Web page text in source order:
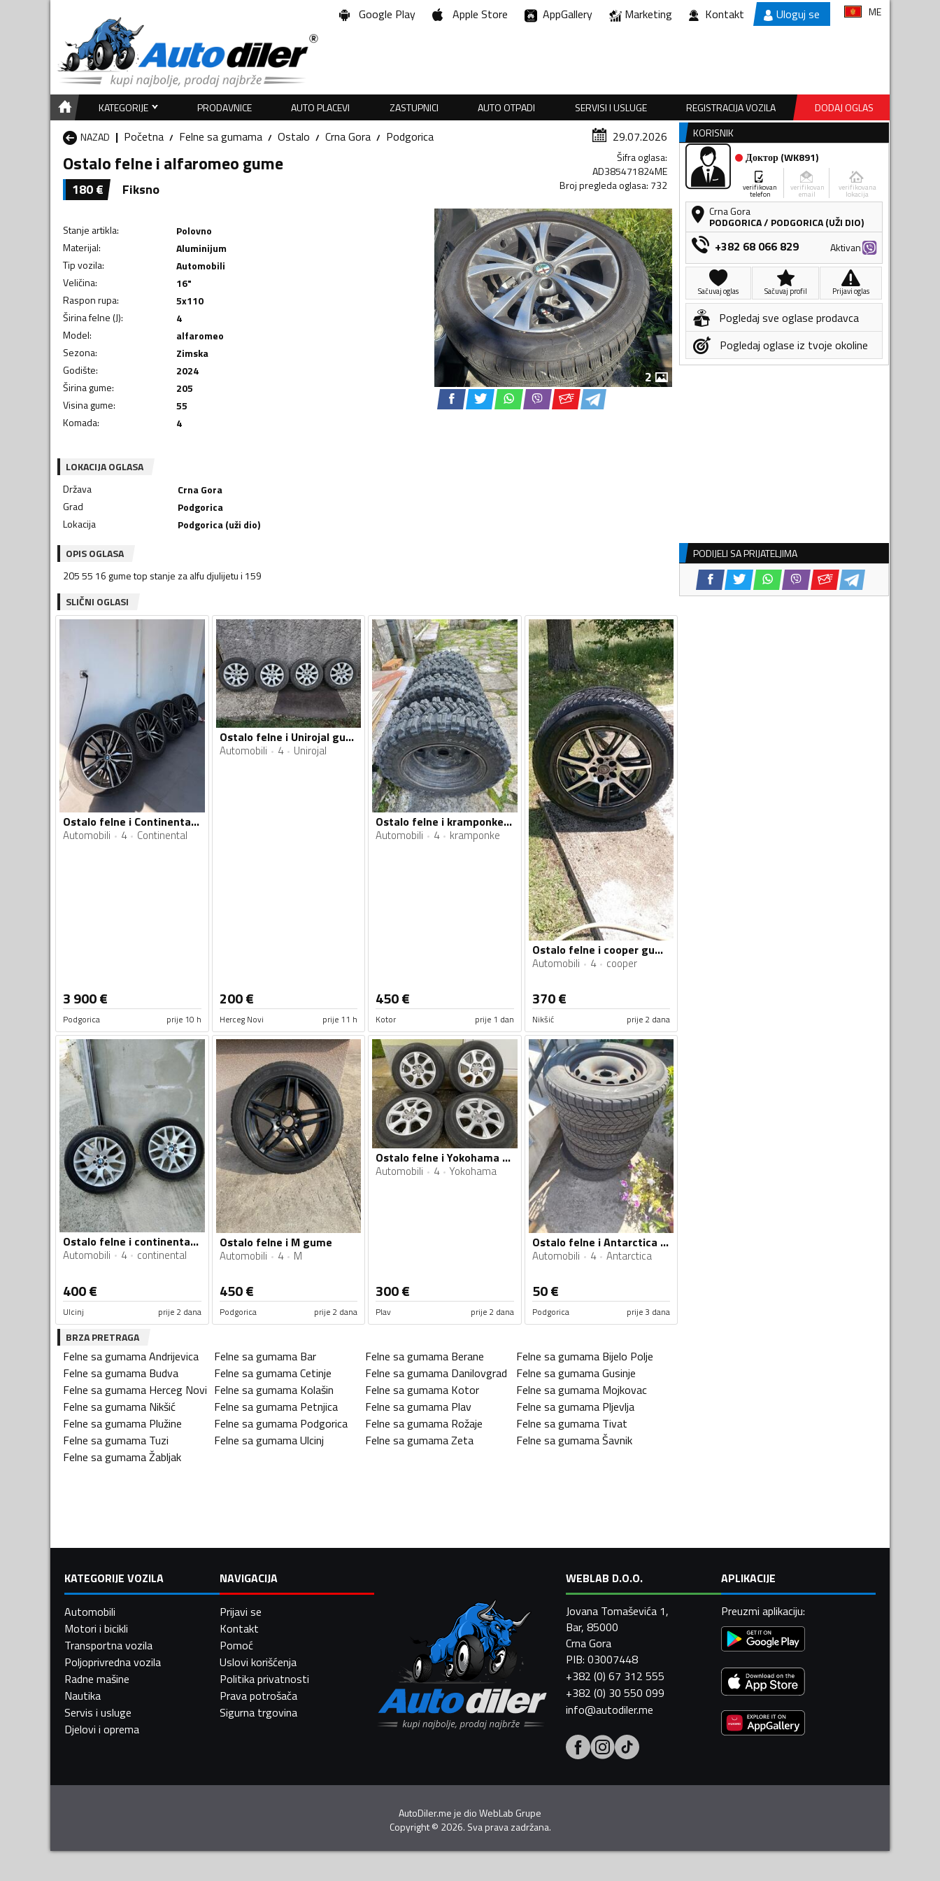
Google Play Apple Store AppGallery Marketing Kontakt Uloguj se ME
KATEGORIJE PRODAVNICE AUTO PLACEVI ZASTUPNICI AUTO OTPADI SERVISI I USLUGE REGISTRACIJA VOZILA
DODAJ OGLAS
NAZAD
Početna Felne sa gumama Ostalo Crna Gora Podgorica 29.07.2026
Ostalo felne i alfaromeo gume
180€ Fiksno
Šifra oglasa:
AD385471824ME
Broj pregleda oglasa: 732
Stanje artikla:
Polovno
Materijal:
Aluminijum
Tip vozila:
Automobili
Veličina:
16"
Raspon rupa:
5x110
Širina felne (J):
4
Model:
alfaromeo
Sezona:
Zimska
Godište:
2024
Širina gume:
205
Visina gume:
55
Komada: 4
2
LOKACIJA OGLASA
Država
Crna Gora
Grad
Podgorica
Lokacija
Podgorica (uži dio)
OPIS OGLASA
205 55 16 gume top stanje za alfu djulijetu i 159
SLIČNI OGLASI
Ostalo felne i Continental gume
Automobili 4 Continental
3 900€
Podgorica prije 10 h
Ostalo felne i Unirojal gume
Automobili 4 Unirojal
200€
Herceg Novi prije 11 h
Ostalo felne i kramponke gume
Automobili 4 kramponke
450€
Kotor prije 1 dan
Ostalo felne i cooper gume
Automobili 4 cooper
370€
Nikšić prije 2 dana
Ostalo felne i continental gume
Automobili 4 continental
400€
Ulcinj prije 2 dana
Ostalo felne i M gume
Automobili 4 M
450€
Podgorica prije 2 dana
Ostalo felne i Yokohama gume
Automobili 4 Yokohama
300€
Plav prije 2 dana
Ostalo felne i Antarctica gume
Automobili 4 Antarctica
50€
Podgorica prije 3 dana
BRZA PRETRAGA
Felne sa gumamaAndrijevica Felne sa gumama Bar Felne sa gumama Berane Felne sa gumama Bijelo Polje
Felne sa gumama Budva Felne sa gumamaCetinje Felne sa gumama Danilovgrad Felne sa gumamaGusinje
Felne sa gumama Herceg Novi Felne sa gumama Kolašin Felne sa gumama Kotor Felne sa gumama Mojkovac
Felne sa gumama Nikšić Felne sa gumama Petnjica Felne sa gumama Plav Felne sa gumama Pljevlja
Felne sa gumama Plužine Felne sa gumama Podgorica Felne sa gumama Rožaje Felne sa gumama Tivat
Felne sa gumama Tuzi Felne sa gumamaUlcinj Felne sa gumamaZeta Felne sa gumamaŠavnik
Felne sa gumamaŽabljak
KORISNIK
Доктор(WK891)
verifikovan
telefon
verifikovan
email
verifikovana
lokacija
Crna Gora
PODGORICA/ PODGORICA (UŽI DIO)
+382 68 066 829 Aktivan
Sačuvaj oglas Sačuvaj profil Prijavi oglas
Pogledaj sve oglase prodavca
Pogledaj oglase iz tvoje okoline
PODIJELI SA PRIJATELJIMA
KATEGORIJE VOZILA
Automobili
Motori i bicikli
Transportna vozila
Poljoprivredna vozila
Radne mašine
Nautika
Servis i usluge
Djelovi i oprema
NAVIGACIJA
Prijavi se
Kontakt
Pomoć
Uslovi korišćenja
Politika privatnosti
Prava potrošača
Sigurna trgovina
WEBLAB D.O.O.
Jovana Tomaševića 1,
Bar, 85000
Crna Gora
PIB: 03007448
+382 (0) 67 312 555
+382 (0) 30 550 099
info@autodiler.me
APLIKACIJE
Preuzmi aplikaciju:
AutoDiler.me je dioWebLab Grupe
Copyright© 2026. Sva prava zadržana.